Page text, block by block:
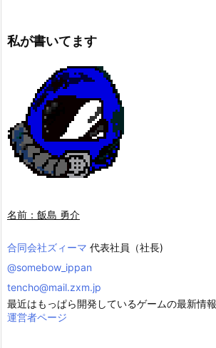
私が書いてます
名前：飯島 勇介
合同会社ズィーマ 代表社員（社長)
@somebow_ippan
tencho@mail.zxm.jp
最近はもっぱら開発しているゲームの最新情報
運営者ページ